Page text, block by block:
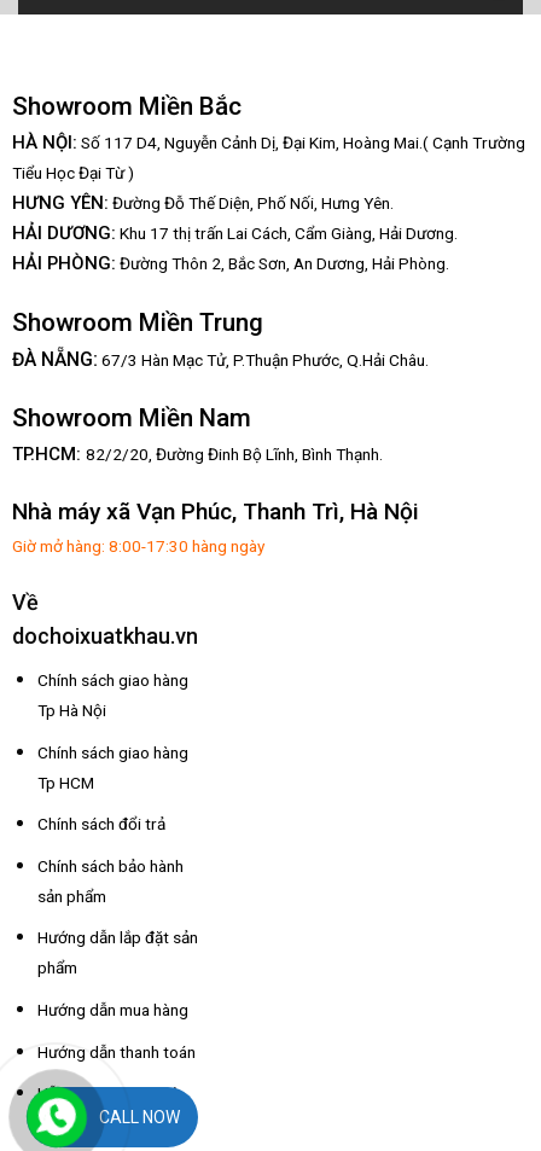
Showroom Miền Bắc
HÀ NỘI: Số 117 D4, Nguyễn Cảnh Dị, Đại Kim, Hoàng Mai.( Cạnh Trường
Tiểu Học Đại Từ )
HƯNG YÊN: Đường Đỗ Thế Diện, Phố Nối, Hưng Yên.
HẢI DƯƠNG: Khu 17 thị trấn Lai Cách, Cẩm Giàng, Hải Dương.
HẢI PHÒNG: Đường Thôn 2, Bắc Sơn, An Dương, Hải Phòng.
Showroom Miền Trung
ĐÀ NẴNG: 67/3 Hàn Mạc Tử, P.Thuận Phước, Q.Hải Châu.
Showroom Miền Nam
TP.HCM: 82/2/20, Đường Đinh Bộ Lĩnh, Bình Thạnh.
Nhà máy xã Vạn Phúc, Thanh Trì, Hà Nội
Giờ mở hàng: 8:00-17:30 hàng ngày
Về
dochoixuatkhau.vn
Chính sách giao hàng
Tp Hà Nội
Chính sách giao hàng
Tp HCM
Chính sách đổi trả
Chính sách bảo hành
sản phẩm
Hướng dẫn lắp đặt sản
phẩm
Hướng dẫn mua hàng
Hướng dẫn thanh toán
Hỗ trợ thông tin nhà
xe các tỉnhCALL NOW